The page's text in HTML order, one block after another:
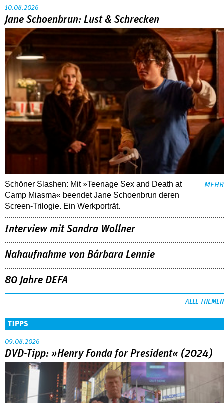
10.08.2026
Jane Schoenbrun: Lust & Schrecken
Schöner Slashen: Mit »Teenage Sex and Death at
Camp Miasma« beendet Jane Schoenbrun deren
Screen-Trilogie. Ein Werkporträt.
MEHR
Interview mit Sandra Wollner
Nahaufnahme von Bárbara Lennie
80 Jahre DEFA
ALLE THEMEN
TIPPS
09.08.2026
DVD-Tipp: »Henry Fonda for President« (2024)